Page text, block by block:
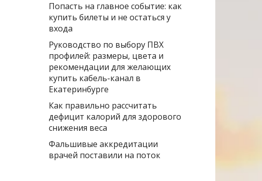
Попасть на главное событие: как
купить билеты и не остаться у
входа
Руководство по выбору ПВХ
профилей: размеры, цвета и
рекомендации для желающих
купить кабель-канал в
Екатеринбурге
Как правильно рассчитать
дефицит калорий для здорового
снижения веса
Фальшивые аккредитации
врачей поставили на поток